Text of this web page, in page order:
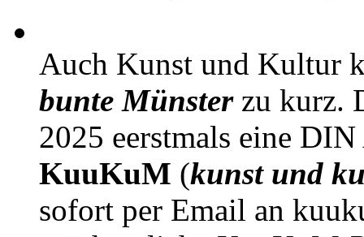
Auch Kunst und Kultur
bunte Münsterzu kurz.
2025 eerstmals eine
KuuKuM (kunst und
sofort per Email an